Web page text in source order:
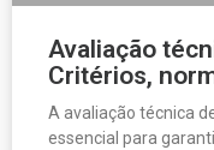
Avaliação
Critérios,
A avaliação técnica
essencial para